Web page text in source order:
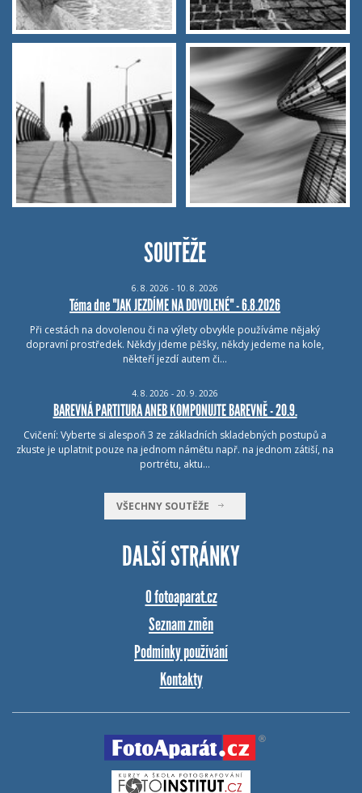
SOUTĚŽE
6. 8. 2026 - 10. 8. 2026
Téma dne "JAK JEZDÍME NA DOVOLENÉ" - 6.8.2026
Při cestách na dovolenou či na výlety obvykle používáme nějaký
dopravní prostředek. Někdy jdeme pěšky, někdy jedeme na kole,
někteří jezdí autem či…
4. 8. 2026 - 20. 9. 2026
BAREVNÁ PARTITURA ANEB KOMPONUJTE BAREVNĚ - 20.9.
Cvičení: Vyberte si alespoň 3 ze základních skladebných postupů a
zkuste je uplatnit pouze na jednom námětu např. na jednom zátiší, na
portrétu, aktu…
VŠECHNY SOUTĚŽE
DALŠÍ STRÁNKY
O fotoaparat.cz
Seznam změn
Podmínky používání
Kontakty